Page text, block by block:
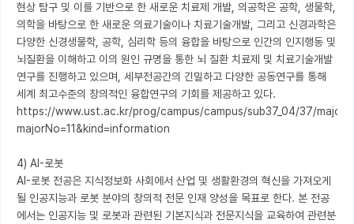
현상 탐구 및 이를 기반으로 한 새로운 치료제 개발, 의공학은 공학, 생물학,
의학을 바탕으로 한 새로운 의료기술이나 치료기술개발, 그리고 신경과학은
다양한 신경생물학, 공학, 심리학 등의 융합을 바탕으로 인간의 인지행동 및
뇌질환을 이해하고 이의 원인 규명을 통한 뇌 질환 치료제 및 치료기술개발
연구를 진행하고 있으며, 세부전공간의 긴밀하고 다양한 공동연구를 통해
세계 최고수준의 창의적인 융합연구의 기회를 제공하고 있다.
https://www.ust.ac.kr/prog/campus/campus/sub37_04/37/
majorNo=11&kind=information
4) AI-로봇
AI-로봇 전공은 지식정보화 사회에서 산업 및 생활환경의 혁신을 가져오게
될 인공지능과 로봇 분야의 창의적 전문 인재 양성을 목표로 한다. 본 전공
에서는 인공지능 및 로봇과 관련된 기본지식과 전문지식을 교육하여 관련분